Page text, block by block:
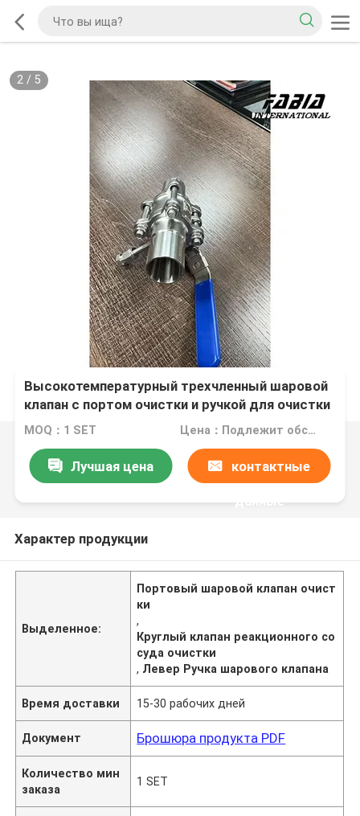
2/ 5
Высокотемпературный трехчленный шаровой
клапан с портом очистки и ручкой для очистки
реакционных сосудов
MOQ：1 SET Цена：Подлежит обсуждению
Лучшая цена контактные
данные
Характер продукции
Выделенное:
Портовый шаровой клапан очист
ки
,
Круглый клапан реакционного со
суда очистки
, Левер Ручка шарового клапана
Время доставки 15-30 рабочих дней
Документ Брошюра продукта PDF
Количество мин
заказа
1 SET